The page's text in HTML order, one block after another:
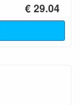
€ 29.04